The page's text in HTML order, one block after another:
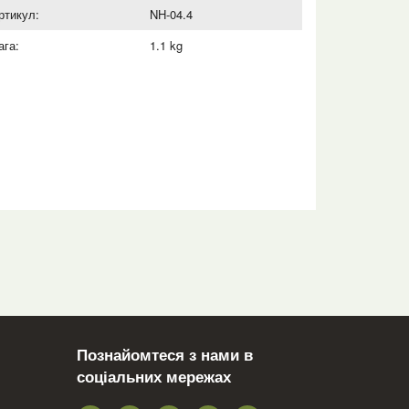
NH-04.4
1.1 kg
Познайомтеся з нами в
соціальних мережах